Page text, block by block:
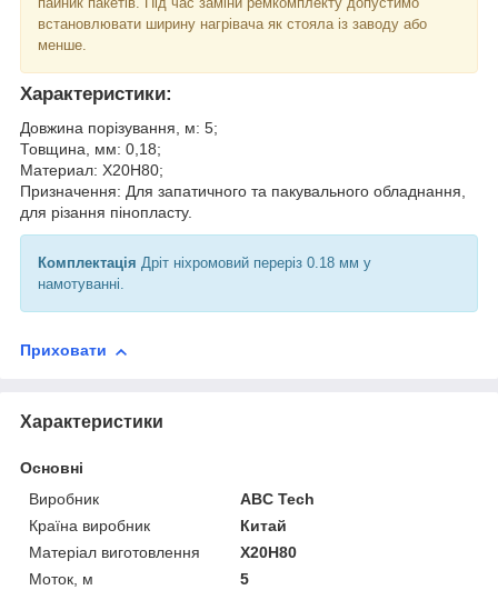
встановлювати ширину нагрівача як стояла із заводу або
менше.
Характеристики:
Довжина порізування, м: 5;
Товщина, мм: 0,18;
Материал: Х20Н80;
Призначення: Для запатичного та пакувального обладнання,
для різання пінопласту.
Комплектація Дріт ніхромовий переріз 0.18 мм у
намотуванні.
Приховати
Характеристики
Основні
Виробник
ABC Tech
Країна виробник
Китай
Матеріал виготовлення
Х20Н80
Моток, м
5